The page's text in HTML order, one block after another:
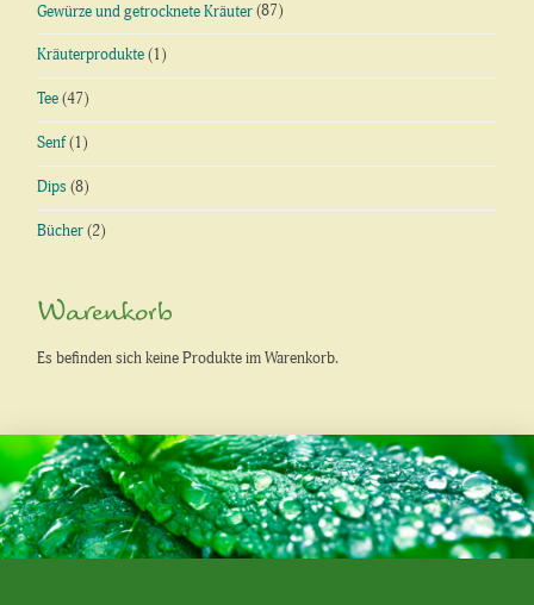
Gewürze und getrocknete Kräuter (87)
Kräuterprodukte (1)
Tee (47)
Senf(1)
Dips (8)
Bücher (2)
Warenkorb
Es befinden sich keine Produkte im Warenkorb.